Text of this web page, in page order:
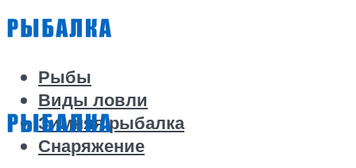
Рыбы
Виды ловли
Зимняя рыбалка
Снаряжение